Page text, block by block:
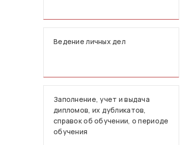
Ведение личных дел
Заполнение, учет и выдача
дипломов, их дубликатов,
справок об обучении, о периоде
обучения